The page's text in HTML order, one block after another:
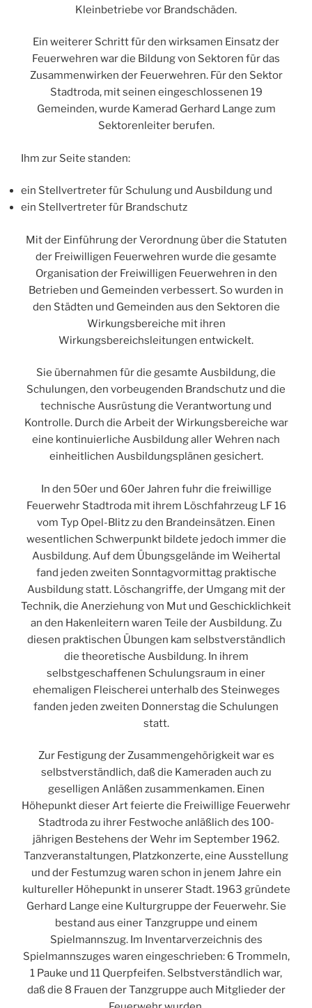
Kleinbetriebe vor Brandschäden.
Ein weiterer Schritt für den wirksamen Einsatz der
Feuerwehren war die Bildung von Sektoren für das
Zusammenwirken der Feuerwehren. Für den Sektor
Stadtroda, mit seinen eingeschlossenen 19
Gemeinden, wurde Kamerad Gerhard Lange zum
Sektorenleiter berufen.
Ihm zur Seite standen:
ein Stellvertreter für Schulung und Ausbildung und
ein Stellvertreter für Brandschutz
Mit der Einführung der Verordnung über die Statuten
der Freiwilligen Feuerwehren wurde die gesamte
Organisation der Freiwilligen Feuerwehren in den
Betrieben und Gemeinden verbessert. So wurden in
den Städten und Gemeinden aus den Sektoren die
Wirkungsbereiche mit ihren
Wirkungsbereichsleitungen entwickelt.
Sie übernahmen für die gesamte Ausbildung, die
Schulungen, den vorbeugenden Brandschutz und die
technische Ausrüstung die Verantwortung und
Kontrolle. Durch die Arbeit der Wirkungsbereiche war
eine kontinuierliche Ausbildung aller Wehren nach
einheitlichen Ausbildungsplänen gesichert.
In den 50er und 60er Jahren fuhr die freiwillige
Feuerwehr Stadtroda mit ihrem Löschfahrzeug LF 16
vom Typ Opel-Blitz zu den Brandeinsätzen. Einen
wesentlichen Schwerpunkt bildete jedoch immer die
Ausbildung. Auf dem Übungsgelände im Weihertal
fand jeden zweiten Sonntagvormittag praktische
Ausbildung statt. Löschangriffe, der Umgang mit der
Technik, die Anerziehung von Mut und Geschicklichkeit
an den Hakenleitern waren Teile der Ausbildung. Zu
diesen praktischen Übungen kam selbstverständlich
die theoretische Ausbildung. In ihrem
selbstgeschaffenen Schulungsraum in einer
ehemaligen Fleischerei unterhalb des Steinweges
fanden jeden zweiten Donnerstag die Schulungen
statt.
Zur Festigung der Zusammengehörigkeit war es
selbstverständlich, daß die Kameraden auch zu
geselligen Anläßen zusammenkamen. Einen
Höhepunkt dieser Art feierte die Freiwillige Feuerwehr
Stadtroda zu ihrer Festwoche anläßlich des 100-
jährigen Bestehens der Wehr im September 1962.
Tanzveranstaltungen, Platzkonzerte, eine Ausstellung
und der Festumzug waren schon in jenem Jahre ein
kultureller Höhepunkt in unserer Stadt. 1963 gründete
Gerhard Lange eine Kulturgruppe der Feuerwehr. Sie
bestand aus einer Tanzgruppe und einem
Spielmannszug. Im Inventarverzeichnis des
Spielmannszuges waren eingeschrieben: 6 Trommeln,
1 Pauke und 11 Querpfeifen. Selbstverständlich war,
daß die 8 Frauen der Tanzgruppe auch Mitglieder der